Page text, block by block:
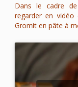
Dans le cadre
regarder en vidéo
Gromit en pâte à